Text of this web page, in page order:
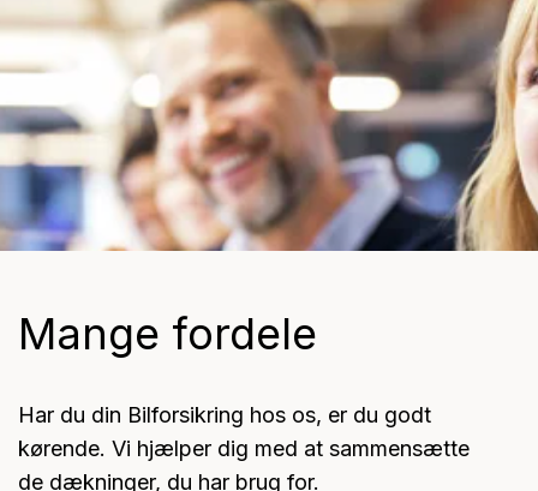
Mange fordele
Har du din Bilforsikring hos os, er du godt
kørende. Vi hjælper dig med at sammensætte
de dækninger, du har brug for.